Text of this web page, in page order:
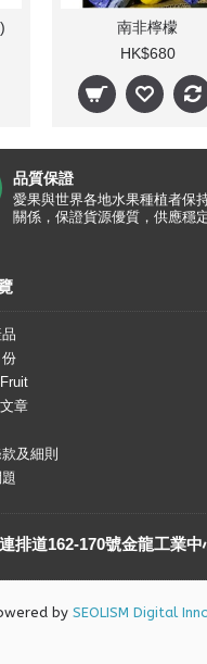
南非檸檬
HK$680
品質保證
愛果與世界各地水果種植者保
關係，保證貨源優質，供應穩定
章
及細則
排道162-170號金龍工業
by SEOLISM Digital